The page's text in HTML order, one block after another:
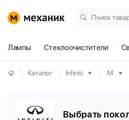
Поиск
Лампы Стеклоочистители
Каталог Infiniti M
Выбрать